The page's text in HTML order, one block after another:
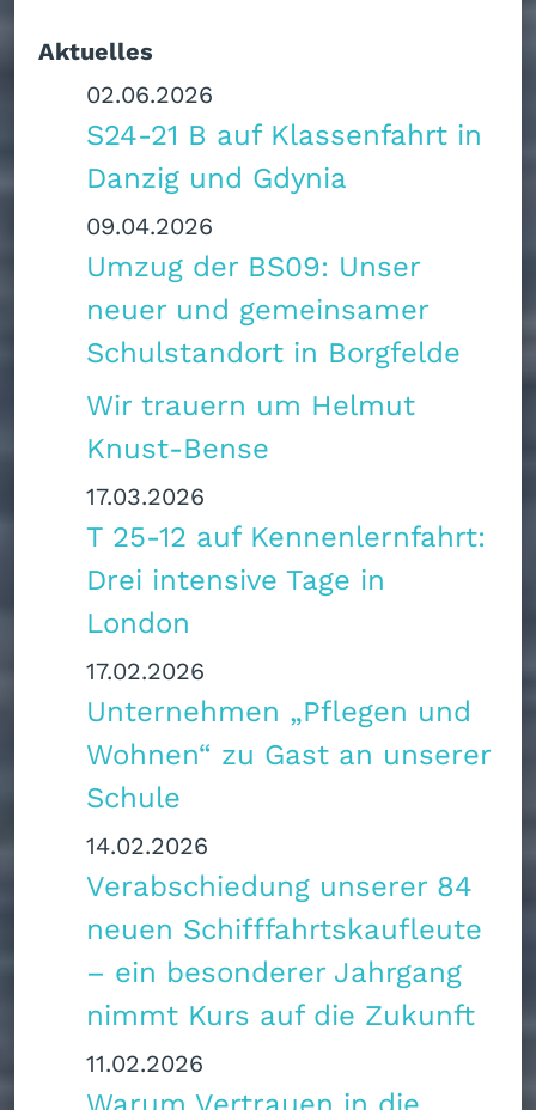
Aktuelles
11.02.2026
14.02.2026
Verabschiedung unserer 84
neuen Schifffahrtskaufleute
– ein besonderer Jahrgang
nimmt Kurs auf die Zukunft
17.02.2026
Unternehmen „Pflegen und
Wohnen“ zu Gast an unserer
Schule
17.03.2026
T 25‑12 auf Kennenlernfahrt:
Drei intensive Tage in
London
Wir trauern um Helmut
Knust-Bense
09.04.2026
Umzug der BS09: Unser
neuer und gemeinsamer
Schulstandort in Borgfelde
02.06.2026
S24-21 B auf Klassenfahrt in
Danzig und Gdynia